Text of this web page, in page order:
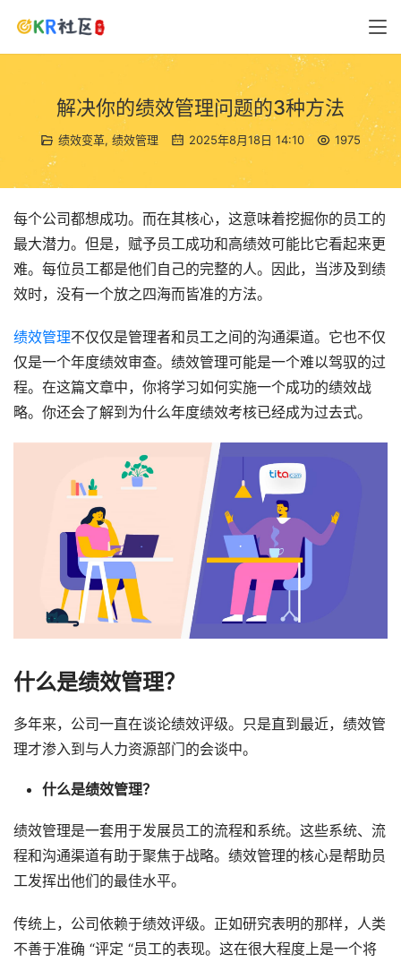
解决你的绩效管理问题的3种方法
绩效变革, 绩效管理 2025年8月18日 14:10 1975
每个公司都想成功。而在其核心，这意味着挖掘你的员工的
最大潜力。但是，赋予员工成功和高绩效可能比它看起来更
难。每位员工都是他们自己的完整的人。因此，当涉及到绩
效时，没有一个放之四海而皆准的方法。
绩效管理不仅仅是管理者和员工之间的沟通渠道。它也不仅
仅是一个年度绩效审查。绩效管理可能是一个难以驾驭的过
程。在这篇文章中，你将学习如何实施一个成功的绩效战
略。你还会了解到为什么年度绩效考核已经成为过去式。
什么是绩效管理？
多年来，公司一直在谈论绩效评级。只是直到最近，绩效管
理才渗入到与人力资源部门的会谈中。
什么是绩效管理？
绩效管理是一套用于发展员工的流程和系统。这些系统、流
程和沟通渠道有助于聚焦于战略。绩效管理的核心是帮助员
工发挥出他们的最佳水平。
传统上，公司依赖于绩效评级。正如研究表明的那样，人类
不善于准确 “评定 “员工的表现。这在很大程度上是一个将